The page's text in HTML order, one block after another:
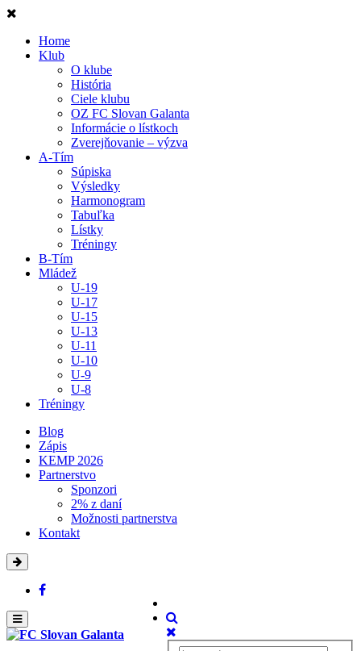
Home
Klub
O klube
História
Ciele klubu
OZ FC Slovan Galanta
Informácie o lístkoch
Zverejňovanie – výzva
A-Tím
Súpiska
Výsledky
Harmonogram
Tabuľka
Lístky
Tréningy
B-Tím
Mládež
U-19
U-17
U-15
U-13
U-11
U-10
U-9
U-8
Tréningy
Blog
Zápis
KEMP 2026
Partnerstvo
Sponzori
2% z daní
Možnosti partnerstva
Kontakt